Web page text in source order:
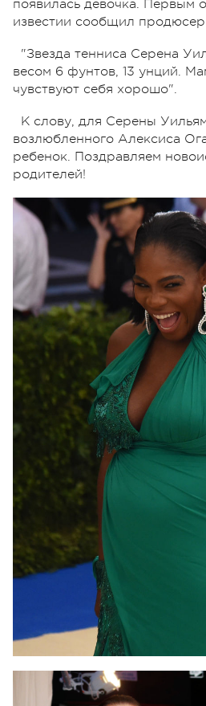
появилась девочка. Первым
известии сообщил
"Звезда тенниса Серена
весом 6 фунтов, 13 унций.
чувствуют себя хорошо".
К слову, для Серены
возлюбленного Алексиса
ребенок. Поздравляем
родителей!